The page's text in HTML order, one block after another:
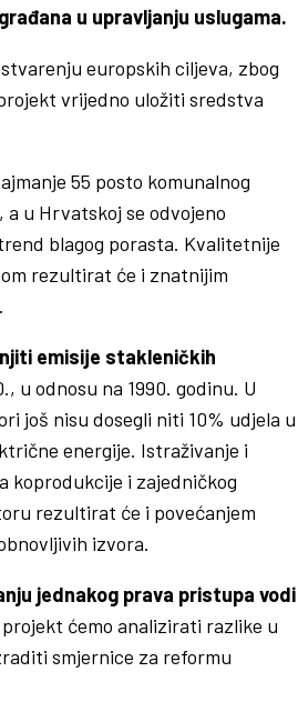
u upravljanju uslugama.
europskih ciljeva, zbog
vrijedno uložiti sredstva
55 posto komunalnog
a u Hrvatskoj se odvojeno
blagog porasta. Kvalitetnije
rezultirat će i znatnijim
emisije stakleničkih
u odnosu na 1990. godinu. U
još nisu dosegli niti 10% udjela u
energije. Istraživanje i
koprodukcije i zajedničkog
rezultirat će i povećanjem
izvora.
jednakog prava pristupa vodi
ćemo analizirati razlike u
smjernice za reformu